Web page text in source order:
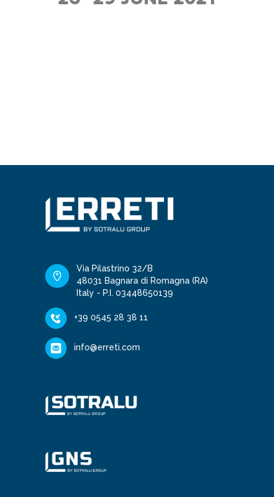
Via Pilastrino 32/B
48031 Bagnara di Romagna (RA)
Italy - P.I. 03448650139
+39 0545 28 38 11
info@erreti.com